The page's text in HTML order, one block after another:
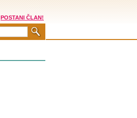
POSTANI ČLAN!